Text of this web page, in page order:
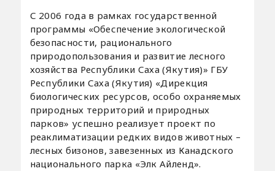
С 2006 года в рамках государственной
программы «Обеспечение экологической
безопасности, рационального
природопользования и развитие лесного
хозяйства Республики Саха (Якутия)» ГБУ
Республики Саха (Якутия) «Дирекция
биологических ресурсов, особо охраняемых
природных территорий и природных
парков» успешно реализует проект по
реаклиматизации редких видов животных –
лесных бизонов, завезенных из Канадского
национального парка «Элк Айленд».